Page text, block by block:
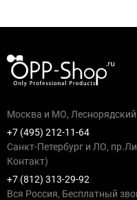
Москва и МО, Леснорядский
+7 (495) 212-11-64
Санкт-Петербург и ЛО,
Контакт)
+7 (812) 313-29-92
Вся Россия, Бесплатный